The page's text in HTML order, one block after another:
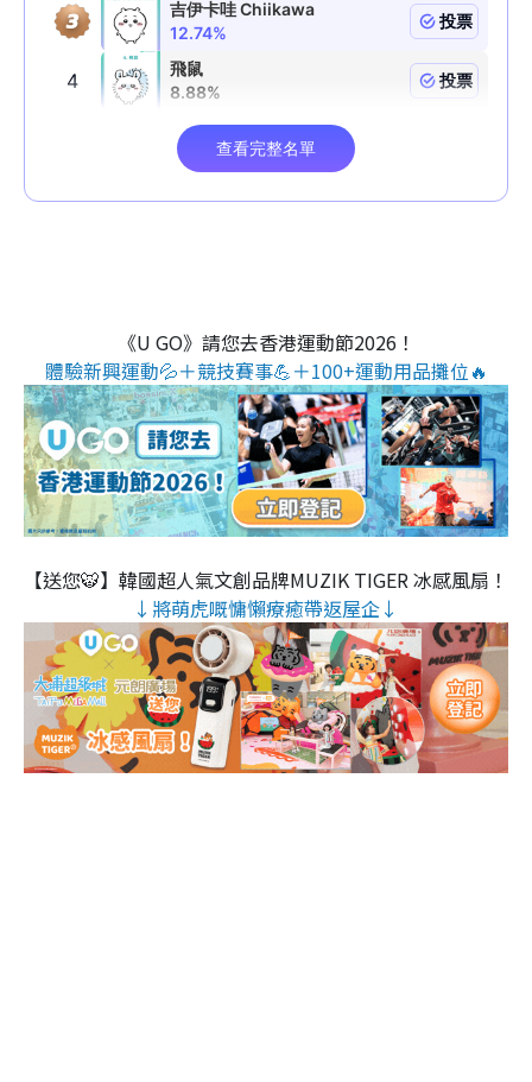
《U GO》請您去香港運動節2026！
體驗新興運動💦＋競技賽事💪＋100+運動用品攤位🔥
【送您🐯】韓國超人氣文創品牌MUZIK TIGER 冰感風扇！
↓將萌虎嘅慵懶療癒帶返屋企↓